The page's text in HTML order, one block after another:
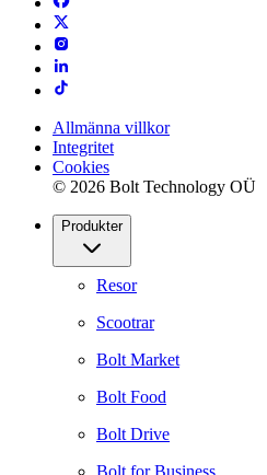
Allmänna villkor
Integritet
Cookies
© 2026 Bolt Technology OÜ
Produkter
Resor
Scootrar
Bolt Market
Bolt Food
Bolt Drive
Bolt for Business